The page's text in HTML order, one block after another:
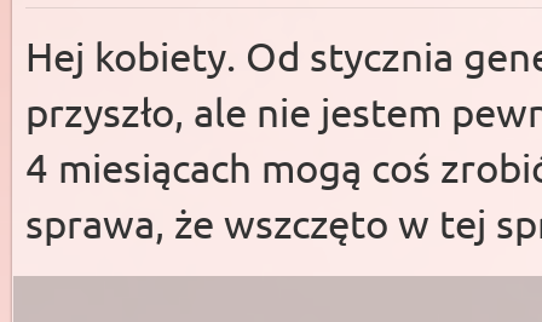
Hej kobiety. Od stycznia
przyszło, ale nie jestem
4 miesiącach mogą coś
sprawa, że wszczęto w tej